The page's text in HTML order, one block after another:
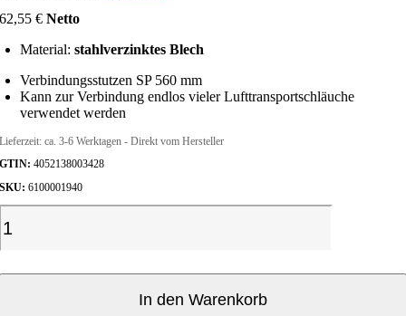
62,55€ Netto
Material: stahlverzinktes Blech
Verbindungsstutzen SP 560 mm
Kann zur Verbindung endlos vieler Lufttransportschläuche
verwendet werden
Lieferzeit:ca. 3-6 Werktagen - Direkt vom Hersteller
GTIN: 4052138003428
SKU: 6100001940
In den Warenkorb